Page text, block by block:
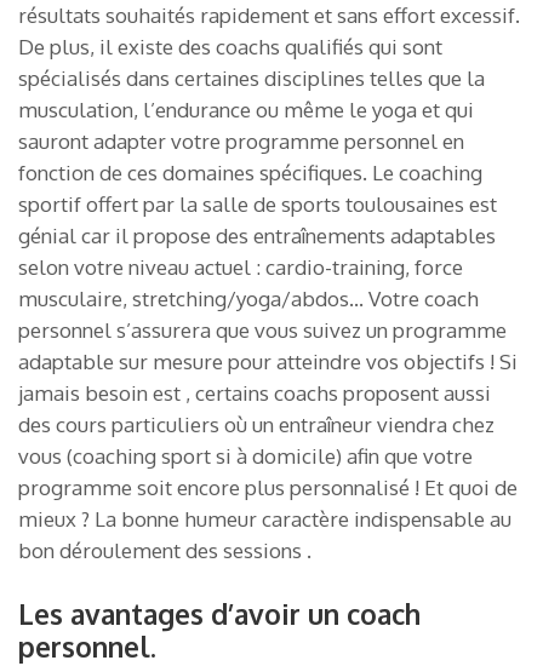
résultats souhaités rapidement et sans effort excessif.
De plus, il existe des coachs qualifiés qui sont
spécialisés dans certaines disciplines telles que la
musculation, l’endurance ou même le yoga et qui
sauront adapter votre programme personnel en
fonction de ces domaines spécifiques. Le coaching
sportif offert par la salle de sports toulousaines est
génial car il propose des entraînements adaptables
selon votre niveau actuel : cardio-training, force
musculaire, stretching/yoga/abdos… Votre coach
personnel s’assurera que vous suivez un programme
adaptable sur mesure pour atteindre vos objectifs ! Si
jamais besoin est , certains coachs proposent aussi
des cours particuliers où un entraîneur viendra chez
vous (coaching sport si à domicile) afin que votre
programme soit encore plus personnalisé ! Et quoi de
mieux ? La bonne humeur caractère indispensable au
bon déroulement des sessions .
Les avantages d’avoir un coach
personnel.